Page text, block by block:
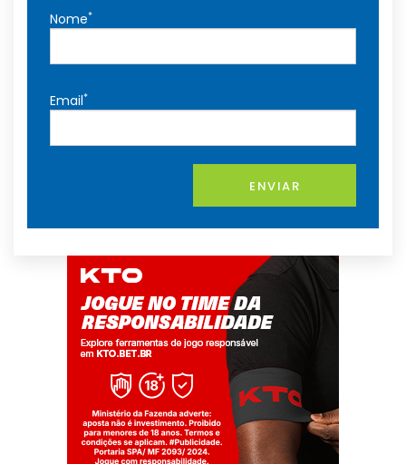
Nome*
Email*
ENVIAR